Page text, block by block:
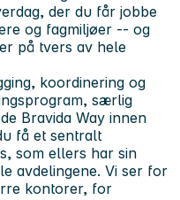
der du får jobbe
og fagmiljøer -- og
på tvers av hele
koordinering og
særlig
Bravida Way innen
få et sentralt
som ellers har sin
avdelingene. Vi ser for
kontorer, for